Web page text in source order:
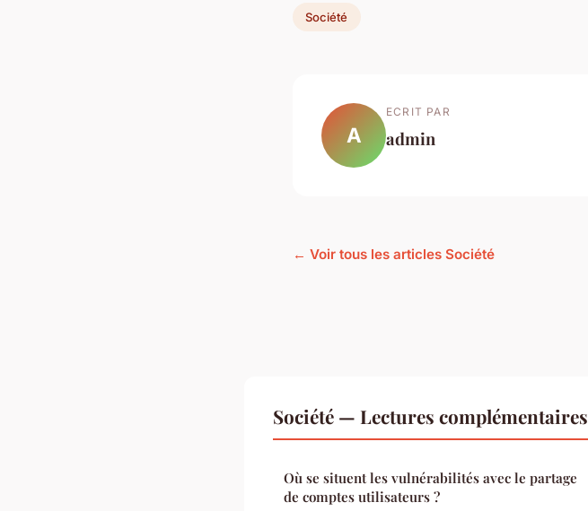
Société
A
ECRIT PAR
admin
← Voir tous les articles Société
Société — Lectures complémentaires
Où se situent les vulnérabilités avec le partage
de comptes utilisateurs ?